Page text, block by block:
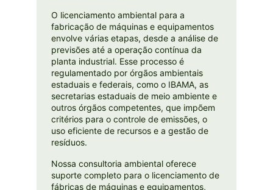
O licenciamento ambiental para a
fabricação de máquinas e equipamentos
envolve várias etapas, desde a análise de
previsões até a operação contínua da
planta industrial. Esse processo é
regulamentado por órgãos ambientais
estaduais e federais, como o IBAMA, as
secretarias estaduais de meio ambiente e
outros órgãos competentes, que impõem
critérios para o controle de emissões, o
uso eficiente de recursos e a gestão de
resíduos.
Nossa consultoria ambiental oferece
suporte completo para o licenciamento de
fábricas de máquinas e equipamentos,